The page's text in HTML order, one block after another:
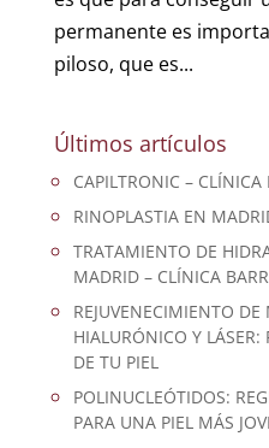
permanente es
piloso, que es...
Últimos artículos
CAPILTRONIC – CLÍNICA
RINOPLASTIA EN
TRATAMIENTO DE
MADRID – CLÍNICA
REJUVENECIMIENTO
HIALURÓNICO Y LÁSER:
DE TU PIEL
POLINUCLEÓTIDOS:
PARA UNA PIEL MÁS